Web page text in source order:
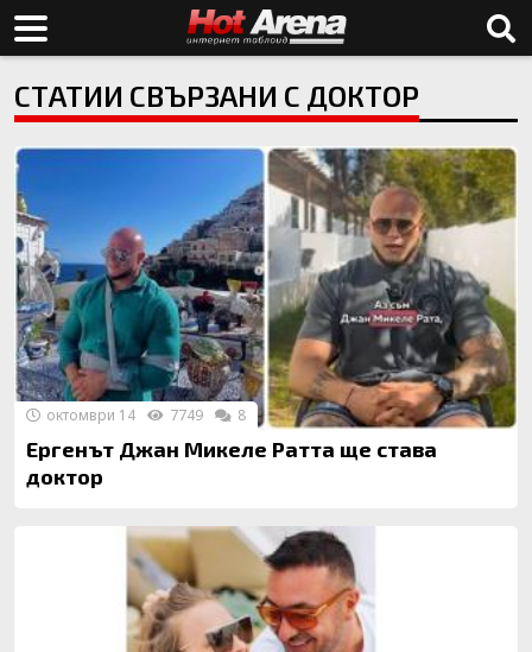
СТАТИИ СВЪРЗАНИ С ДОКТОР
Ергенът Джан Микеле Ратта ще става
доктор
октомври 14 7749 8